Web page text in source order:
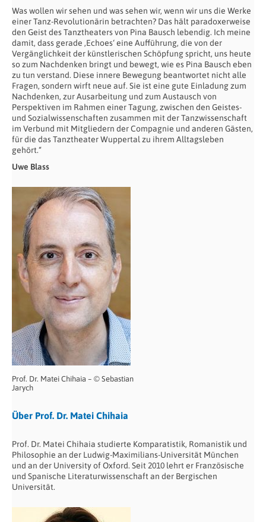
Was wollen wir sehen und was sehen wir, wenn wir uns die Werke
einer Tanz-Revolutionärin betrachten? Das hält paradoxerweise
den Geist des Tanztheaters von Pina Bausch lebendig. Ich meine
damit, dass gerade ‚Echoes‘ eine Aufführung, die von der
Vergänglichkeit der künstlerischen Schöpfung spricht, uns heute
so zum Nachdenken bringt und bewegt, wie es Pina Bausch eben
zu tun verstand. Diese innere Bewegung beantwortet nicht alle
Fragen, sondern wirft neue auf. Sie ist eine gute Einladung zum
Nachdenken, zur Ausarbeitung und zum Austausch von
Perspektiven im Rahmen einer Tagung, zwischen den Geistes-
und Sozialwissenschaften zusammen mit der Tanzwissenschaft
im Verbund mit Mitgliedern der Compagnie und anderen Gästen,
für die das Tanztheater Wuppertal zu ihrem Alltagsleben
gehört.“
Uwe Blass
Prof. Dr. Matei Chihaia – © Sebastian
Jarych
Über Prof. Dr. Matei Chihaia
Prof. Dr. Matei Chihaia studierte Komparatistik, Romanistik und
Philosophie an der Ludwig-Maximilians-Universität München
und an der University of Oxford. Seit 2010 lehrt er Französische
und Spanische Literaturwissenschaft an der Bergischen
Universität.